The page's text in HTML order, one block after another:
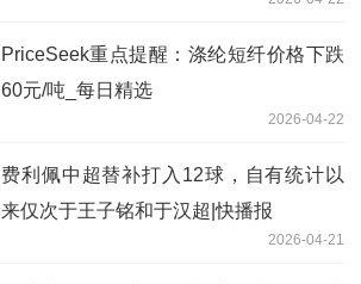
PriceSeek重点提醒：涤纶短纤价格下跌
60元/吨_每日精选
2026-04-22
费利佩中超替补打入12球，自有统计以
来仅次于王子铭和于汉超|快播报
2026-04-21